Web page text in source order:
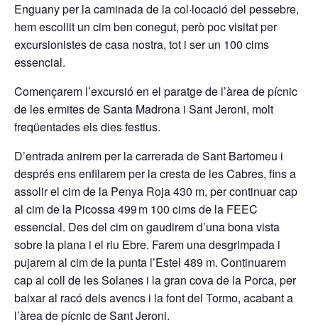
Enguany per la caminada de la col·locació del pessebre,
hem escollit un cim ben conegut, però poc visitat per
excursionistes de casa nostra, tot i ser un 100 cims
essencial.
Començarem l’excursió en el paratge de l’àrea de pícnic
de les ermites de Santa Madrona i Sant Jeroni, molt
freqüentades els dies festius.
D’entrada anirem per la carrerada de Sant Bartomeu i
després ens enfilarem per la cresta de les Cabres, fins a
assolir el cim de la Penya Roja 430 m, per continuar cap
al cim de la Picossa 499 m 100 cims de la FEEC
essencial. Des del cim on gaudirem d’una bona vista
sobre la plana i el riu Ebre. Farem una desgrimpada i
pujarem al cim de la punta l’Estel 489 m. Continuarem
cap al coll de les Solanes i la gran cova de la Porca, per
baixar al racó dels avencs i la font del Tormo, acabant a
l’àrea de pícnic de Sant Jeroni.